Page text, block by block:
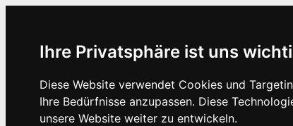
Ihre Privatsphäre ist uns
Diese Website verwendet Cookies und
Ihre Bedürfnisse anzupassen. Diese
unsere Website weiter zu entwickeln.